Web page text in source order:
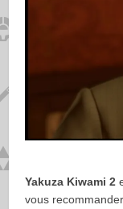
Yakuza Kiwami 2
vous